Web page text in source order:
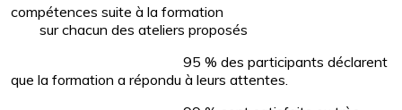
compétences suite à la formation
sur chacun des ateliers proposés
95 % des participants déclarent
que la formation a répondu à leurs attentes.